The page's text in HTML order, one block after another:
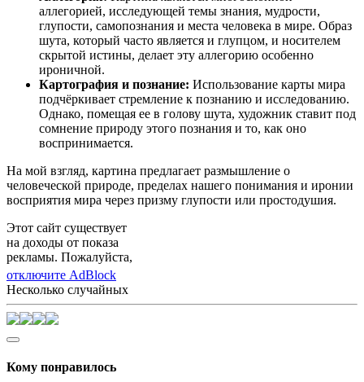
аллегорией, исследующей темы знания, мудрости,
глупости, самопознания и места человека в мире. Образ
шута, который часто является и глупцом, и носителем
скрытой истины, делает эту аллегорию особенно
ироничной.
Картография и познание: Использование карты мира
подчёркивает стремление к познанию и исследованию.
Однако, помещая ее в голову шута, художник ставит под
сомнение природу этого познания и то, как оно
воспринимается.
На мой взгляд, картина предлагает размышление о
человеческой природе, пределах нашего понимания и иронии
восприятия мира через призму глупости или простодушия.
Этот сайт существует
на доходы от показа
рекламы. Пожалуйста,
отключите AdBlock
Несколько случайных
Кому понравилось